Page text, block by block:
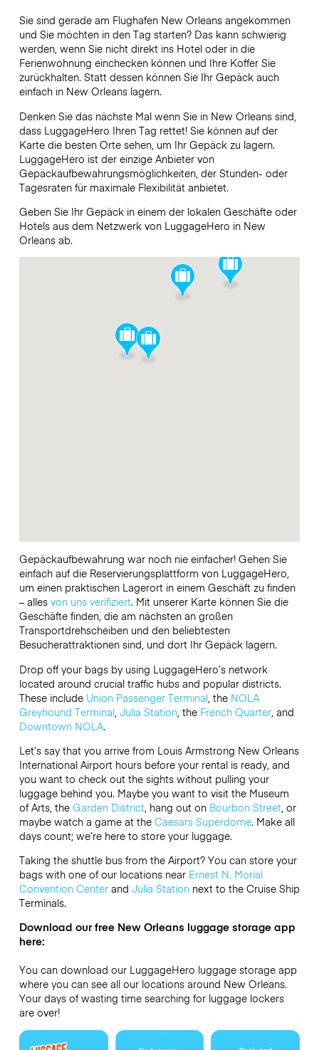
Sie sind gerade am Flughafen New Orleans angekommen
und Sie möchten in den Tag starten? Das kann schwierig
werden, wenn Sie nicht direkt ins Hotel oder in die
Ferienwohnung einchecken können und Ihre Koffer Sie
zurückhalten. Statt dessen können Sie Ihr Gepäck auch
einfach in New Orleans lagern.
Denken Sie das nächste Mal wenn Sie in New Orleans sind,
dass LuggageHero Ihren Tag rettet! Sie können auf der
Karte die besten Orte sehen, um Ihr Gepäck zu lagern.
LuggageHero ist der einzige Anbieter von
Gepäckaufbewahrungsmöglichkeiten, der Stunden- oder
Tagesraten für maximale Flexibilität anbietet.
Geben Sie Ihr Gepäck in einem der lokalen Geschäfte oder
Hotels aus dem Netzwerk von LuggageHero in New
Orleans ab.
Gepäckaufbewahrung war noch nie einfacher! Gehen Sie
einfach auf die Reservierungsplattform von LuggageHero,
um einen praktischen Lagerort in einem Geschäft zu finden
– alles von uns verifiziert. Mit unserer Karte können Sie die
Geschäfte finden, die am nächsten an großen
Transportdrehscheiben und den beliebtesten
Besucherattraktionen sind, und dort Ihr Gepäck lagern.
Drop off your bags by using LuggageHero’s network
located around crucial traffic hubs and popular districts.
These include Union Passenger Terminal, the NOLA
Greyhound Terminal, Julia Station, theFrench Quarter, and
Downtown NOLA.
Let’s say that you arrive from Louis Armstrong New Orleans
International Airport hours before your rental is ready, and
you want to check out the sights without pulling your
luggage behind you. Maybe you want to visit the Museum
of Arts, the Garden District, hang out on Bourbon Street, or
maybe watch a game at the Caesars Superdome. Make all
days count; we’re here to store your luggage.
Taking the shuttle bus from the Airport? You can store your
bags with one of our locations near Ernest N. Morial
Convention Centerand Julia Stationnext to the Cruise Ship
Terminals.
Download our free New Orleans luggage storage app
here:
You can download our LuggageHero luggage storage app
where you can see all our locations around New Orleans.
Your days of wasting time searching for luggage lockers
are over!